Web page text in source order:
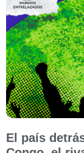
El país